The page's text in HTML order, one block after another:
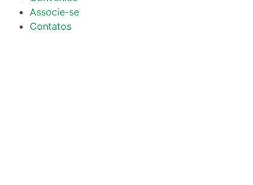
Associe-se
Contatos